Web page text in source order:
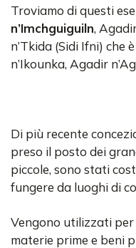
Troviamo di questi
n’Imchguiguiln,
n’Tkida (Sidi Ifni) che
n’Ikounka, Agadir
Di più recente
preso il posto dei
piccole, sono stati
fungere da luoghi di
Vengono utilizzati
materie prime e beni